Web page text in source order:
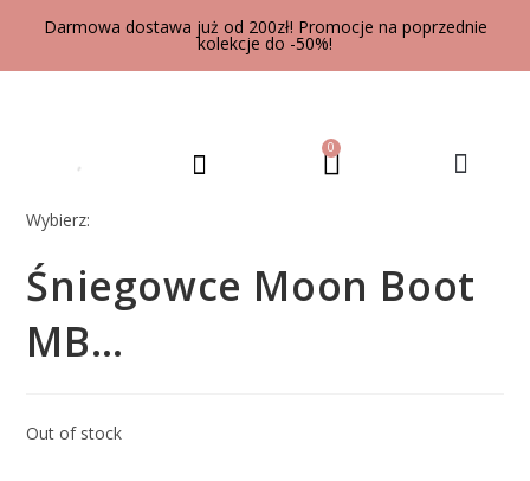
Darmowa dostawa już od 200zł! Promocje na poprzednie
kolekcje do -50%!
0
Wybierz:
Śniegowce Moon Boot
MB…
Out of stock